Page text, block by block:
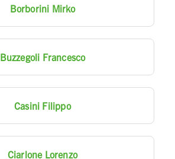
Borborini Mirko
Buzzegoli Francesco
Casini Filippo
Ciarlone Lorenzo